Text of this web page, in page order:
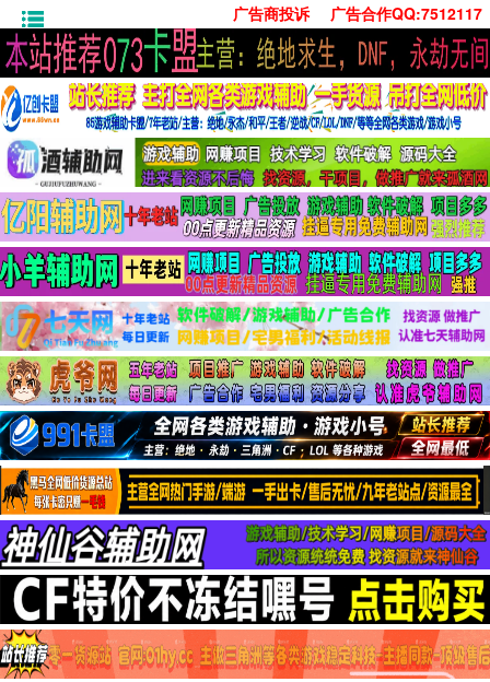
广告商投诉 广告合作QQ:7512117
首页
技术学习
安卓绿化
单机游戏
社交娱乐
系统工具
活动线报
常用办公
源码收集
值得一看
两性情感